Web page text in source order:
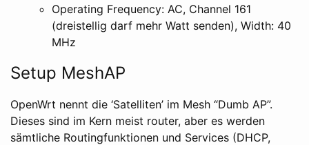
Operating Frequency: AC, Channel 161
(dreistellig darf mehr Watt senden), Width: 40
MHz
Setup MeshAP
OpenWrt nennt die ‘Satelliten’ im Mesh “Dumb AP”.
Dieses sind im Kern meist router, aber es werden
sämtliche Routingfunktionen und Services (DHCP,